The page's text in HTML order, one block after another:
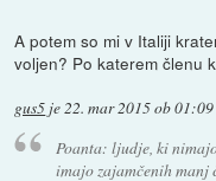
A potem so mi v Italiji
voljen? Po katerem členu
gus5 je22. mar 2015 ob 01:09
Poanta: ljudje, ki
imajo zajamčenih